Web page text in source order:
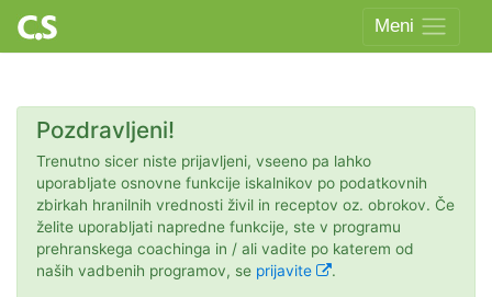
content
Meni
Pozdravljeni!
Trenutno sicer niste prijavljeni, vseeno pa lahko
uporabljate osnovne funkcije iskalnikov po podatkovnih
zbirkah hranilnih vrednosti živil in receptov oz. obrokov. Če
želite uporabljati napredne funkcije, ste v programu
prehranskega coachinga in / ali vadite po katerem od
naših vadbenih programov, se prijavite .